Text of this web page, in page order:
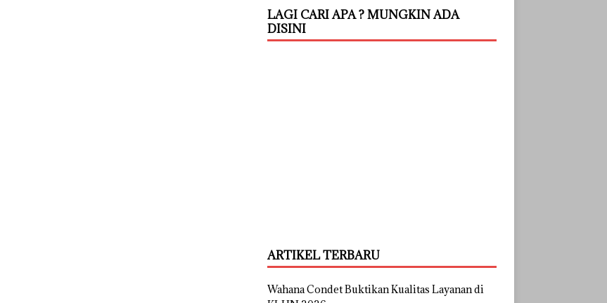
LAGI CARI APA ? MUNGKIN ADA
DISINI
ARTIKEL TERBARU
Wahana Condet Buktikan Kualitas Layanan di